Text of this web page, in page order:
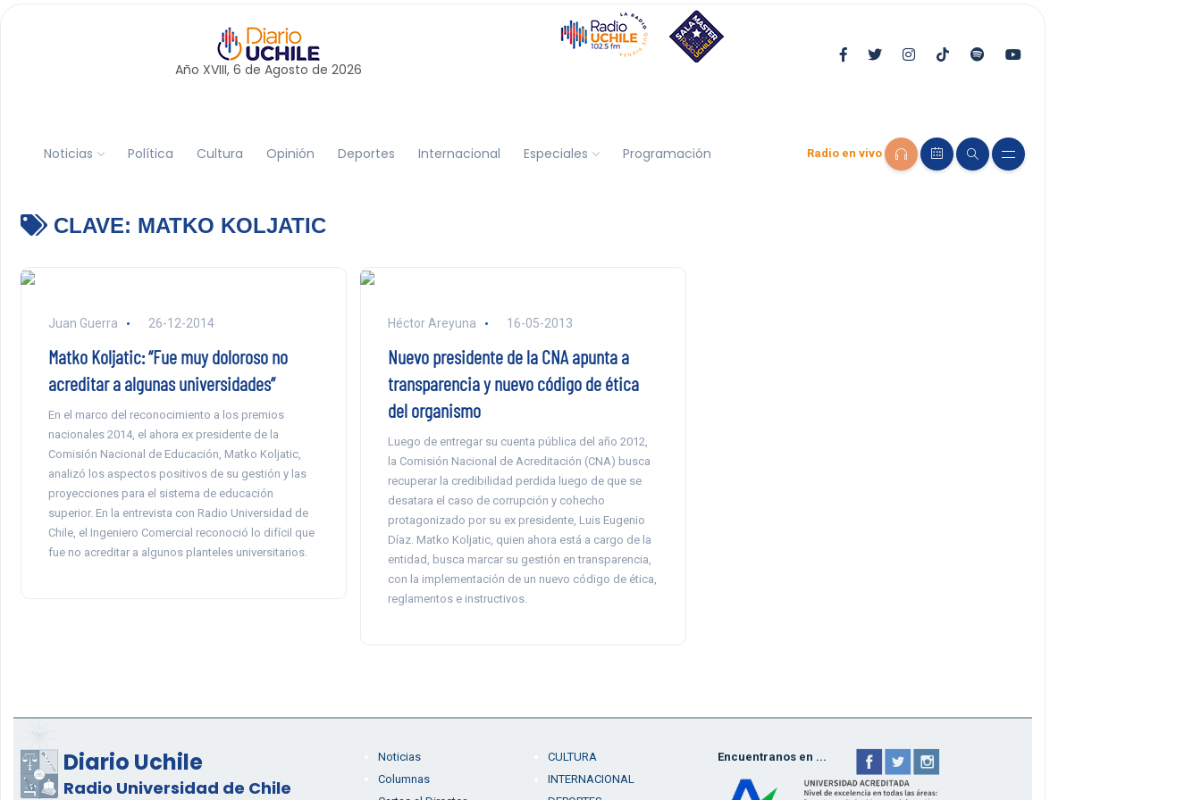
Año XVIII, 6 de Agosto de 2026
Noticias Política Cultura Opinión Deportes Internacional Especiales Programación Radio en vivo
CLAVE: MATKO KOLJATIC
Juan Guerra 26-12-2014
Matko Koljatic: “Fue muy doloroso no
acreditar a algunas universidades”
En el marco del reconocimiento a los premios
nacionales 2014, el ahora ex presidente de la
Comisión Nacional de Educación, Matko Koljatic,
analizó los aspectos positivos de su gestión y las
proyecciones para el sistema de educación
superior. En la entrevista con Radio Universidad de
Chile, el Ingeniero Comercial reconoció lo difícil que
fue no acreditar a algunos planteles universitarios.
Héctor Areyuna 16-05-2013
Nuevo presidente de la CNA apunta a
transparencia y nuevo código de ética
del organismo
Luego de entregar su cuenta pública del año 2012,
la Comisión Nacional de Acreditación (CNA) busca
recuperar la credibilidad perdida luego de que se
desatara el caso de corrupción y cohecho
protagonizado por su ex presidente, Luis Eugenio
Díaz. Matko Koljatic, quien ahora está a cargo de la
entidad, busca marcar su gestión en transparencia,
con la implementación de un nuevo código de ética,
reglamentos e instructivos.
Diario Uchile
Radio Universidad de Chile
Noticias
Columnas
CULTURA
INTERNACIONAL
Encuentranos en ...